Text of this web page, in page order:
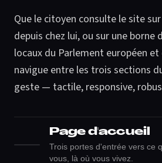
Que le citoyen consulte le site
depuis chez lui, ou sur une borne
locaux du Parlement européen
navigue entre les trois sections
geste — tactile, responsive,
Page d'accueil
Trois portes d'entrée vers ce
vous, là où vous vivez.